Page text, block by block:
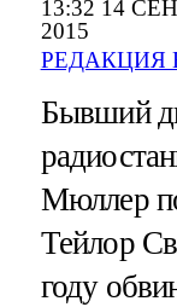
13:32 14
2015
РЕДАКЦИЯ
Бывший
Мюллер
Тейлор
году